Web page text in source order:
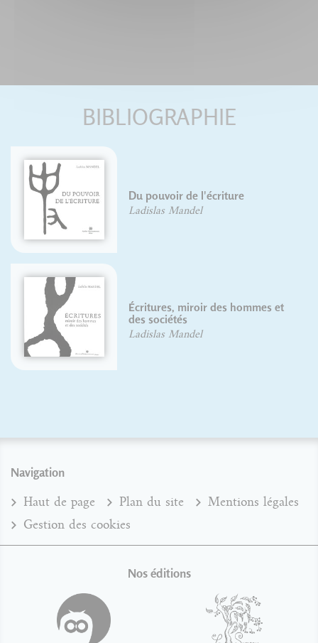
BIBLIOGRAPHIE
Du pouvoir de l'écriture
Ladislas Mandel
Écritures, miroir des hommes et
des sociétés
Ladislas Mandel
Navigation
Haut de page Plan du site
Mentions légales
Gestion des cookies
Nos éditions